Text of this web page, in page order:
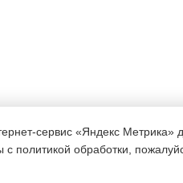
сервис «Яндекс Метрика»
политикой обработки,